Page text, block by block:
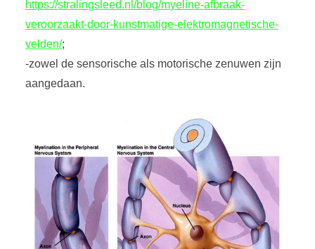
https://stralingsleed.nl/blog/myeline-afbraak-
veroorzaakt-door-kunstmatige-elektromagnetische-
velden/;
-zowel de sensorische als motorische zenuwen zijn
aangedaan.